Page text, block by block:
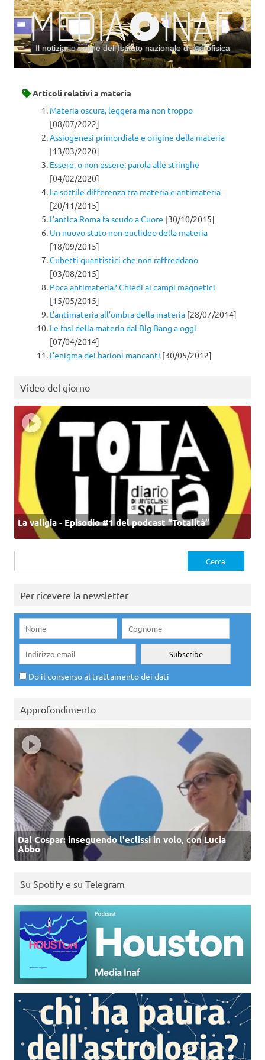
Il notiziario online dell’Istituto nazionale di astrofisica
Articoli relativi a materia
Materia oscura, leggera ma non troppo
[08/07/2022]
Assiogenesi primordiale e origine della materia
[13/03/2020]
Essere, o non essere: parola alle stringhe
[04/02/2020]
La sottile differenza tra materia e antimateria
[20/11/2015]
L’antica Roma fa scudo a Cuore [30/10/2015]
Un nuovo stato non euclideo della materia
[18/09/2015]
Cubetti quantistici che non raffreddano
[03/08/2015]
Poca antimateria? Chiedi ai campi magnetici
[15/05/2015]
L’antimateria all’ombra della materia [28/07/2014]
Le fasi della materia dal Big Bang a oggi
[07/04/2014]
L’enigma dei barioni mancanti [30/05/2012]
Video del giorno
La valigia - Episodio #1 del podcast “Totalità”
per:
Per ricevere la newsletter
Do il consenso al trattamento dei dati
Approfondimento
Dal Cospar: inseguendo l'eclissi in volo, con Lucia
Abbo
Su Spotify e su Telegram